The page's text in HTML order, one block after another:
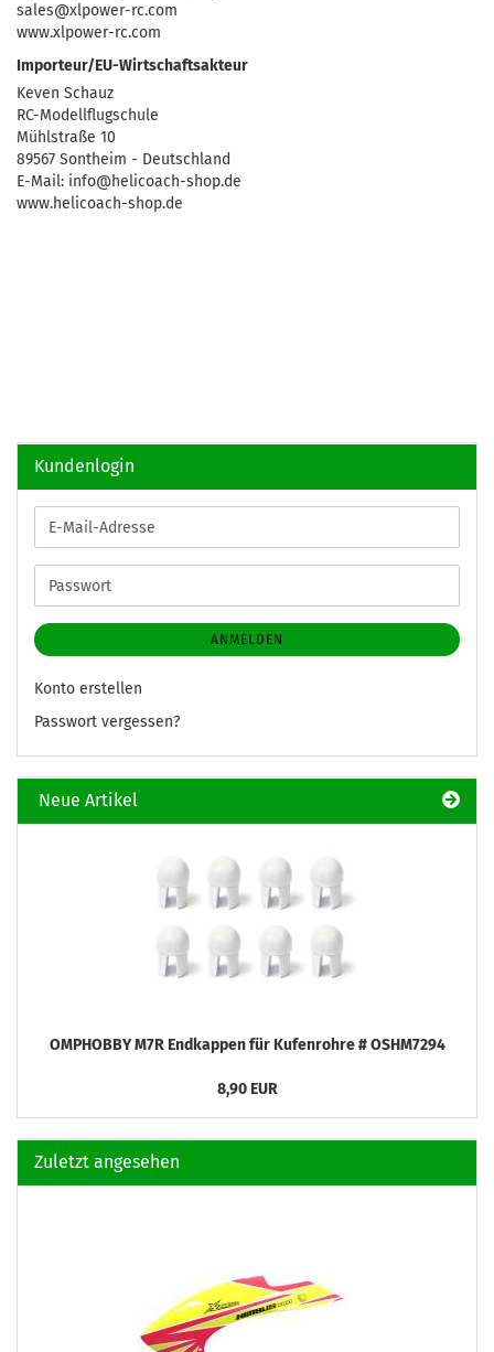
sales@xlpower-rc.com
www.xlpower-rc.com
Importeur/EU-Wirtschaftsakteur
Keven Schauz
RC-Modellflugschule
Mühlstraße 10
89567 Sontheim - Deutschland
E-Mail: info@helicoach-shop.de
www.helicoach-shop.de
Kundenlogin
E-
Mail-
Adresse
Passwort
ANMELDEN
Konto erstellen
Passwort vergessen?
Neue Artikel
OMPHOBBY M7R Endkappen für Kufenrohre # OSHM7294
8,90 EUR
Zuletzt angesehen